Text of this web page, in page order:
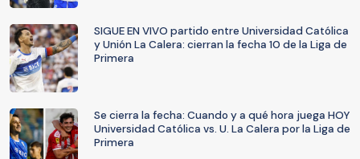
SIGUE EN VIVO partido entre Universidad Católica
y Unión La Calera: cierran la fecha 10 de la Liga de
Primera
Se cierra la fecha: Cuando y a qué hora juega HOY
Universidad Católica vs. U. La Calera por la Liga de
Primera